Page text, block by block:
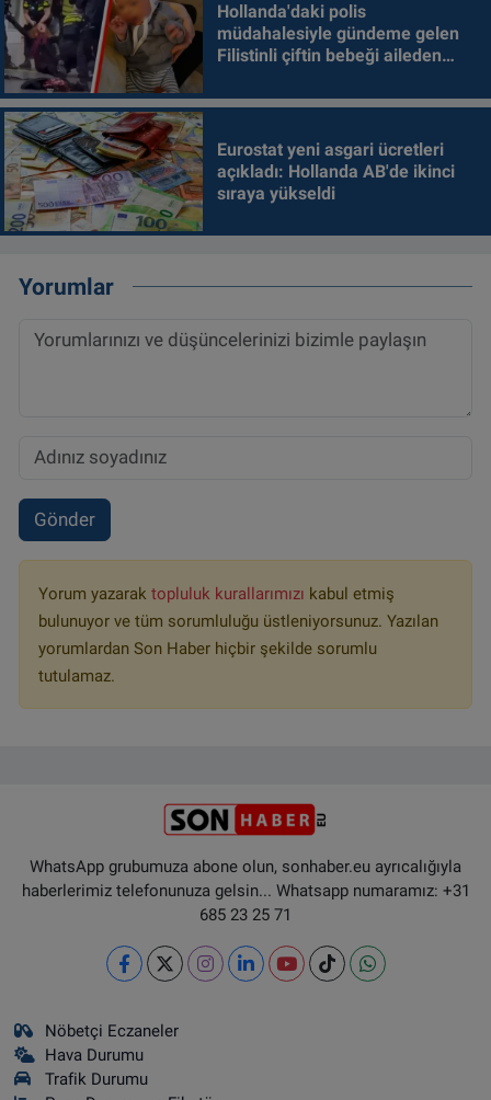
Hollanda'daki polis
müdahalesiyle gündeme gelen
Filistinli çiftin bebeği aileden
Eurostat yeni asgari ücretleri
açıkladı: Hollanda AB'de ikinci
sıraya yükseldi
Yorumlar
Gönder
Yorum yazarak topluluk kurallarımızı kabul etmiş
bulunuyor ve tüm sorumluluğu üstleniyorsunuz. Yazılan
yorumlardan Son Haber hiçbir şekilde sorumlu
tutulamaz.
WhatsApp grubumuza abone olun, sonhaber.eu ayrıcalığıyla
haberlerimiz telefonunuza gelsin... Whatsapp numaramız: +31
685 23 25 71
Nöbetçi Eczaneler
Hava Durumu
Trafik Durumu